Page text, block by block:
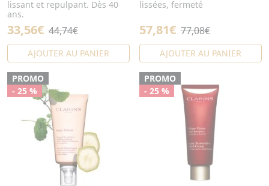
lissant et repulpant. Dès 40
ans.
33,56€ 44,74€
AJOUTER AU PANIER
lissées, fermeté
57,81€ 77,08€
AJOUTER AU PANIER
PROMO
- 25 %
PROMO
- 25 %